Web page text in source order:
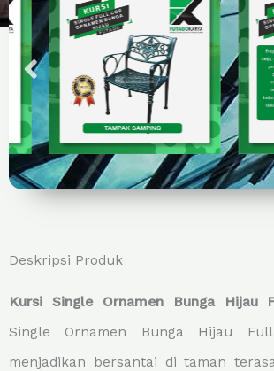
Deskripsi Produk
Kursi Single Ornamen Bunga Hijau
Single Ornamen Bunga Hijau
menjadikan bersantai di taman